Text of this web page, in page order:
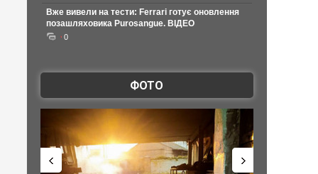
Вже вивели на тести: Ferrari готує оновлення
позашляховика Purosangue. ВІДЕО
0
ФОТО